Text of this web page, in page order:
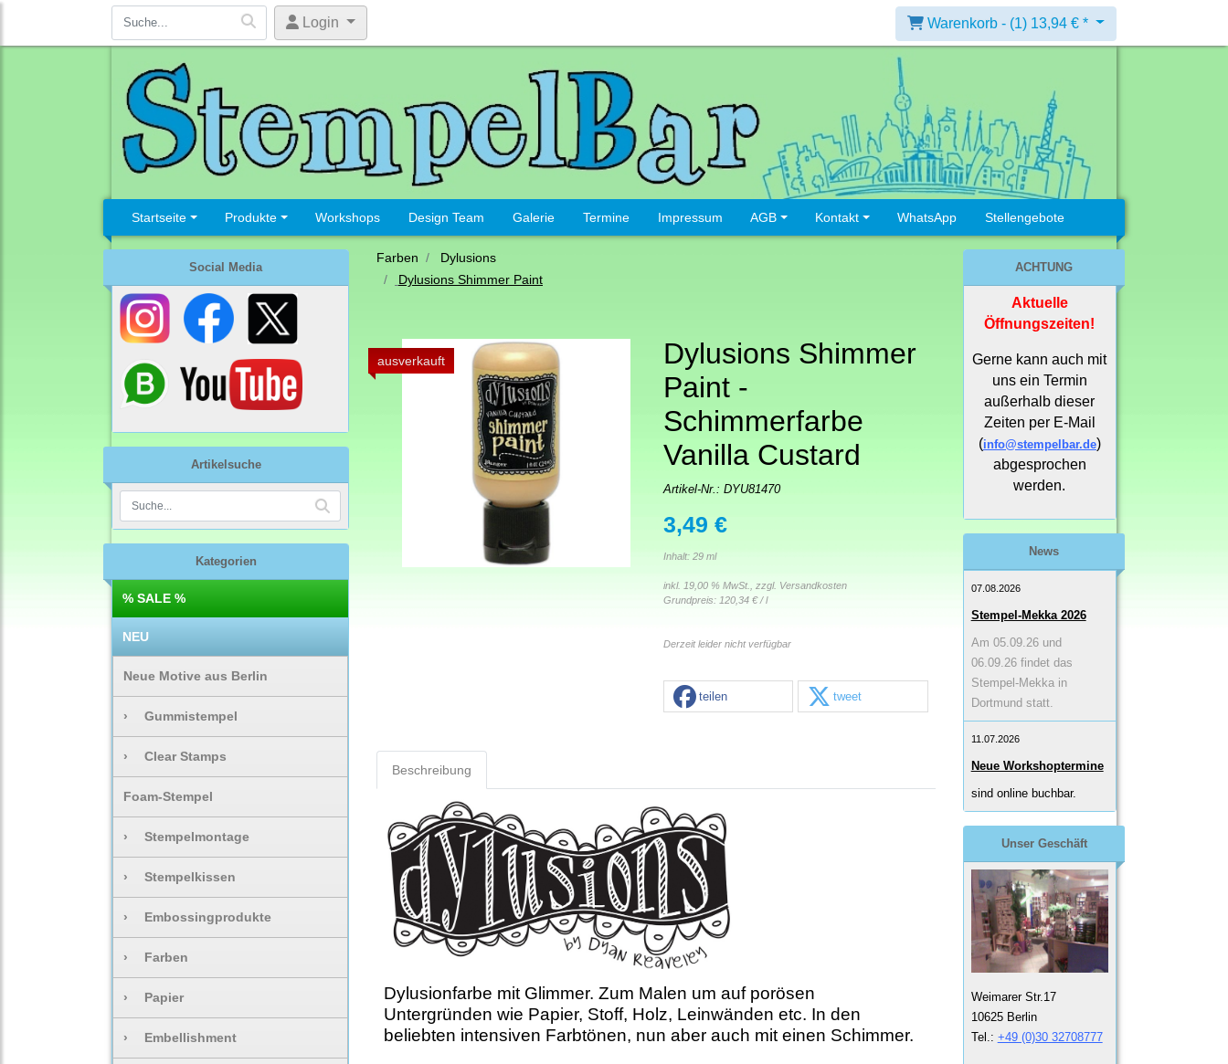
Login Warenkorb - (1) 13,94 € *
Startseite Produkte Workshops Design Team Galerie Termine Impressum AGB Kontakt WhatsApp Stellengebote
Social Media
Artikelsuche
Kategorien
% SALE %
NEU
Neue Motive aus Berlin
› Gummistempel
› Clear Stamps
Foam-Stempel
› Stempelmontage
› Stempelkissen
› Embossingprodukte
› Farben
› Papier
› Embellishment
Farben
Dylusions
Dylusions Shimmer Paint
ausverkauft
Dylusions Shimmer
Paint -
Schimmerfarbe
Vanilla Custard
Artikel-Nr.: DYU81470
3,49 €
Inhalt: 29 ml
inkl. 19,00 % MwSt., zzgl. Versandkosten
Grundpreis: 120,34 € / l
Derzeit leider nicht verfügbar
teilen tweet
Beschreibung
Dylusionfarbe mit Glimmer. Zum Malen um auf porösen
Untergründen wie Papier, Stoff, Holz, Leinwänden etc. In den
beliebten intensiven Farbtönen, nun aber auch mit einen Schimmer.
ACHTUNG
Aktuelle
Öffnungszeiten!
Gerne kann auch mit
uns ein Termin
außerhalb dieser
Zeiten per E-Mail
(info@stempelbar.de)
abgesprochen
werden.
News
07.08.2026
Stempel-Mekka 2026
Am 05.09.26 und
06.09.26 findet das
Stempel-Mekka in
Dortmund statt.
11.07.2026
Neue Workshoptermine
sind online buchbar.
Unser Geschäft
Weimarer Str.17
10625 Berlin
Tel.: +49 (0)30 32708777